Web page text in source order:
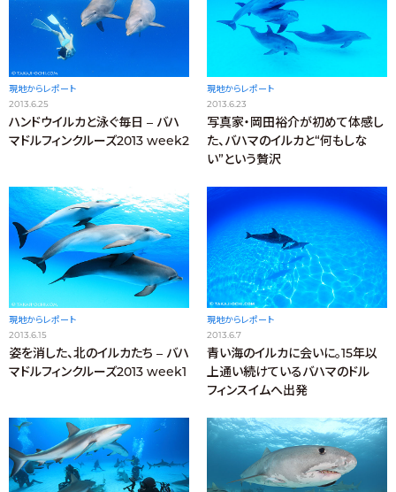
現地からレポート
2013.6.25
ハンドウイルカと泳ぐ毎日 – バハ
マドルフィンクルーズ2013 week2
現地からレポート
2013.6.23
写真家・岡田裕介が初めて体感し
た、バハマのイルカと“何もしな
い”という贅沢
現地からレポート
2013.6.15
姿を消した、北のイルカたち – バハ
マドルフィンクルーズ2013 week1
現地からレポート
2013.6.7
青い海のイルカに会いに。15年以
上通い続けているバハマのドル
フィンスイムへ出発